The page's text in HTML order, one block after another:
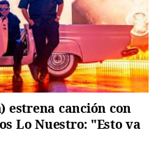
estrena canción con
Lo Nuestro: "Esto va